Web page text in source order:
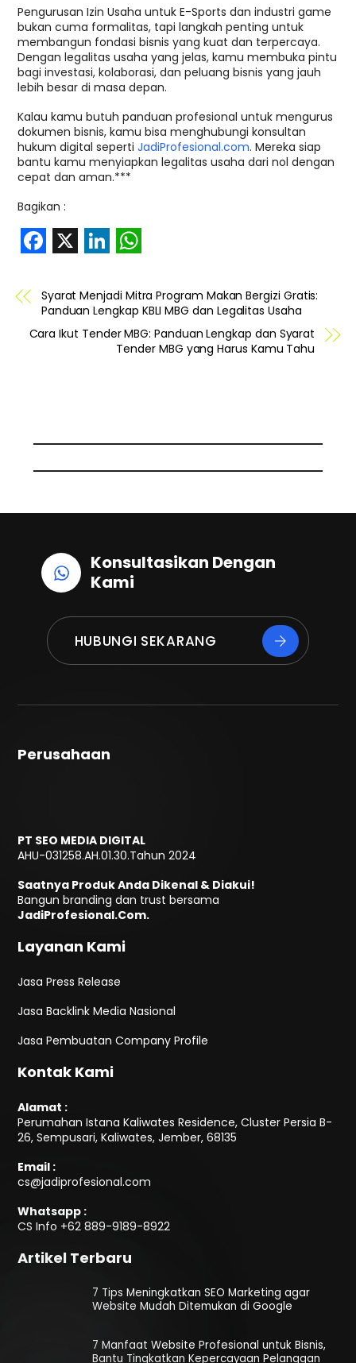
Pengurusan Izin Usaha untuk E-Sports dan industri game
bukan cuma formalitas, tapi langkah penting untuk
membangun fondasi bisnis yang kuat dan terpercaya.
Dengan legalitas usaha yang jelas, kamu membuka pintu
bagi investasi, kolaborasi, dan peluang bisnis yang jauh
lebih besar di masa depan.
Kalau kamu butuh panduan profesional untuk mengurus
dokumen bisnis, kamu bisa menghubungi konsultan
hukum digital sepertiJadiProfesional.com. Mereka siap
bantu kamu menyiapkan legalitas usaha dari nol dengan
cepat dan aman.***
Bagikan :
a
e
k
i
n
k
n
h
a
t
p
Syarat Menjadi Mitra Program Makan Bergizi Gratis:
Panduan Lengkap KBLI MBG dan Legalitas Usaha
Cara Ikut Tender MBG: Panduan Lengkap dan Syarat
Tender MBG yang Harus Kamu Tahu
Konsultasikan Dengan
Kami
HUBUNGI SEKARANG
Perusahaan
PT SEO MEDIA DIGITAL
AHU-031258.AH.01.30.Tahun 2024
Saatnya Produk Anda Dikenal & Diakui!
Bangun branding dan trust bersama
JadiProfesional.Com.
Layanan Kami
Jasa Press Release
Jasa Backlink Media Nasional
Jasa Pembuatan Company Profile
Kontak Kami
Alamat :
Perumahan Istana Kaliwates Residence, Cluster Persia B-
26, Sempusari, Kaliwates, Jember, 68135
Email :
cs@jadiprofesional.com
Whatsapp :
CS Info +62 889-9189-8922
Artikel Terbaru
7 Tips Meningkatkan SEO Marketing agar
Website Mudah Ditemukan di Google
7 Manfaat Website Profesional untuk Bisnis,
Bantu Tingkatkan Kepercayaan Pelanggan